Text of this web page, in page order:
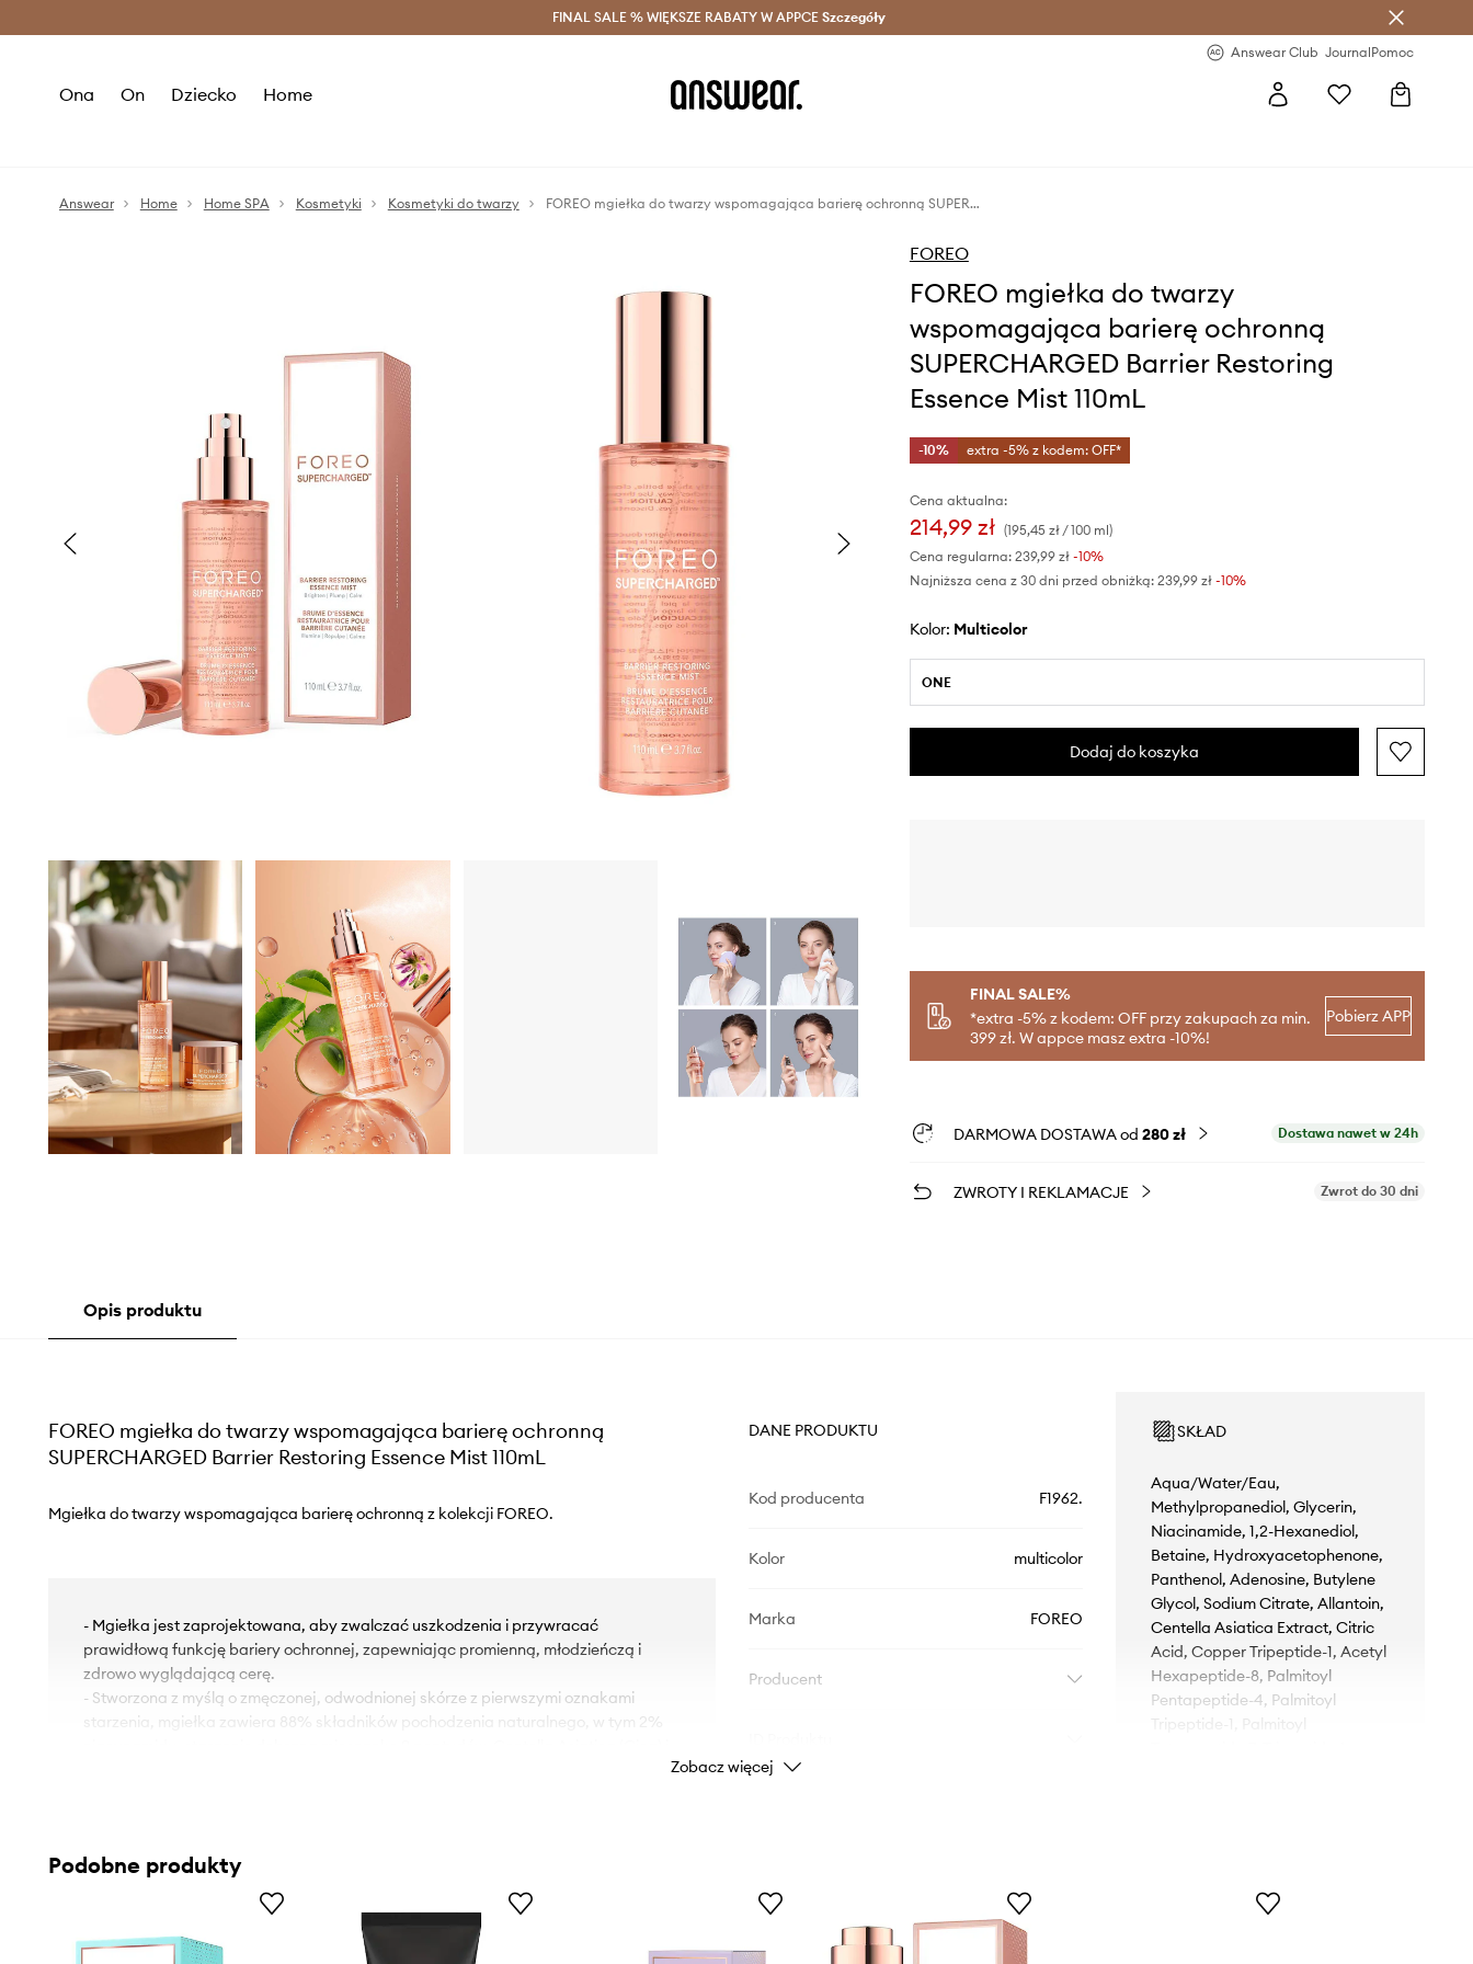
Oszczędzaj z Answear Club > Dostawa nawet w 24h >
FINAL SALE % WIĘKSZE RABATY W APPCE Szczegóły
Answear Club JournalPomoc
Ona On Dziecko Home
Answear Home Home SPA Kosmetyki Kosmetyki do twarzy FOREO mgiełka do twarzy wspomagająca barierę ochronną SUPERCHARGED Barrier Restoring Essence Mist 110mL
FOREO
FOREO mgiełka do twarzy
wspomagająca barierę ochronną
SUPERCHARGED Barrier Restoring
Essence Mist 110mL
-10% extra -5% z kodem: OFF*
Cena aktualna:
214,99 zł (195,45 zł / 100 ml)
Cena regularna: 239,99 zł-10%
Najniższa cena z 30 dni przed obniżką: 239,99 zł -10%
Kolor: multicolor
ONE
Dodaj do koszyka
FINAL SALE%
*extra -5% z kodem: OFF przy zakupach za min.
399 zł. W appce masz extra -10%!
Pobierz APP
DARMOWA DOSTAWA od 280 zł Dostawa nawet w 24h
ZWROTY I REKLAMACJE Zwrot do 30 dni
Opis produktu
FOREO mgiełka do twarzy wspomagająca barierę ochronną
SUPERCHARGED Barrier Restoring Essence Mist 110mL
Mgiełka do twarzy wspomagająca barierę ochronną z kolekcji FOREO.
- Mgiełka jest zaprojektowana, aby zwalczać uszkodzenia i przywracać
prawidłową funkcję bariery ochronnej, zapewniając promienną, młodzieńczą i
zdrowo wyglądającą cerę.
- Stworzona z myślą o zmęczonej, odwodnionej skórze z pierwszymi oznakami
starzenia, mgiełka zawiera 88% składników pochodzenia naturalnego, w tym 2%
- Rozjaśniający 2% niacynamid: poprawia nierównomierny koloryt skóry,
rozjaśniając ciemne plamy i minimalizując zaczerwienienia. Redukuje widoczność
rozszerzonych porów i wzmacnia barierę ochronną skóry.
- Uspokajająca Cica (Centella Asiatica): odbudowuje barierę wilgoci skóry,
DANE PRODUKTU
Kod producenta F1962.
Kolor multicolor
Marka FOREO
Producent
SKŁAD
Aqua/Water/Eau,
Methylpropanediol, Glycerin,
Niacinamide, 1,2-Hexanediol,
Betaine, Hydroxyacetophenone,
Panthenol, Adenosine, Butylene
Glycol, Sodium Citrate, Allantoin,
Centella Asiatica Extract, Citric
Acid, Copper Tripeptide-1, Acetyl
Hexapeptide-8, Palmitoyl
Pentapeptide-4, Palmitoyl
Tripeptide-1, Palmitoyl
Zobacz więcej
Podobne produkty